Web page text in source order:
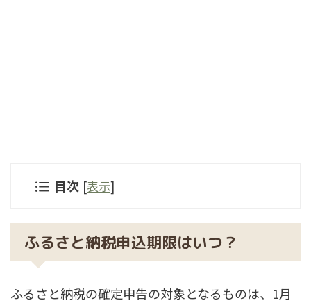
目次 [表示]
ふるさと納税申込期限はいつ？
ふるさと納税の確定申告の対象となるものは、1月